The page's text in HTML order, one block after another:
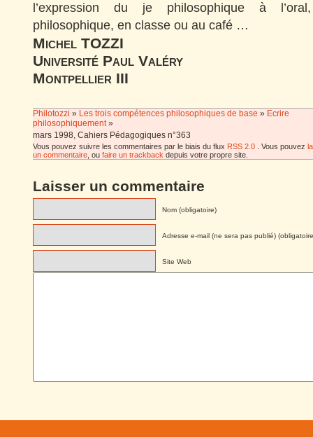
l’expression du je philosophique à
philosophique, en classe ou au café …
Michel TOZZI
Université Paul Valéry
Montpellier III
Philotozzi » Les trois compétences philosophiques de base » Ecrire
philosophiquement»
mars 1998, Cahiers Pédagogiques n°363
Vous pouvez suivre les commentaires par le biais du flux RSS 2.0 . Vous pouvez
un commentaire , ou faire un trackback depuis votre propre site.
Laisser un commentaire
Nom (obligatoire)
Adresse e-mail (ne sera pas publié)
Site Web